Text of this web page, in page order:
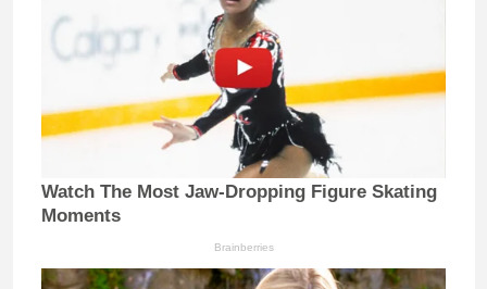
Watch The Most Jaw‑Dropping Figure Skating
Moments
Brainberries